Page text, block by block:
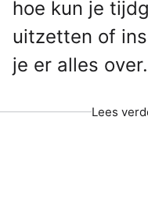
hoe kun je
uitzetten of
je er alles over.
Lees